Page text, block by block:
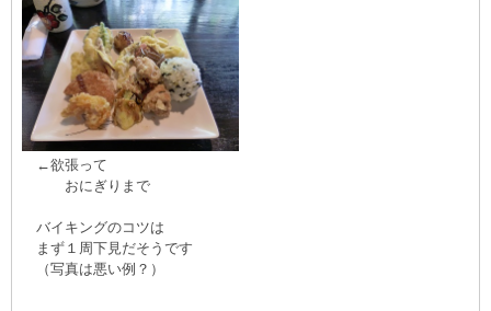
←欲張って
おにぎりまで
バイキングのコツは
まず１周下見だそうです
（写真は悪い例？）